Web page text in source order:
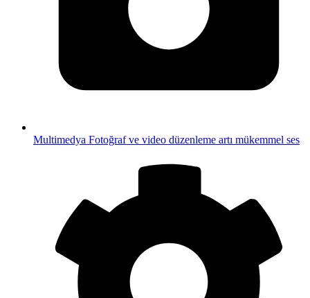
Multimedya Fotoğraf ve video düzenleme artı mükemmel ses